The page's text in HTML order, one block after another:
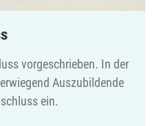
vorgeschrieben. In der
Auszubildende
ein.